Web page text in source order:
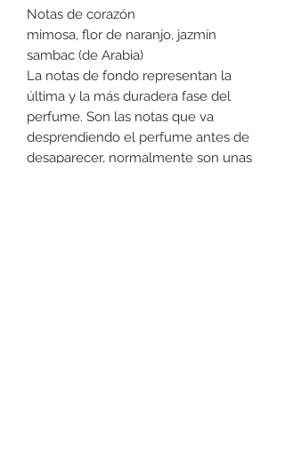
Notas de corazón
mimosa, flor de naranjo, jazmín
sambac (de Arabia)
La notas de fondo representan la
última y la más duradera fase del
perfume. Son las notas que va
desprendiendo el perfume antes de
desaparecer, normalmente son unas